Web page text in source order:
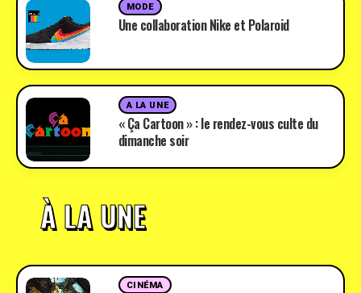
MODE
Une collaboration Nike et Polaroid
A LA UNE
« Ça Cartoon » : le rendez-vous culte du
dimanche soir
À LA UNE
CINÉMA